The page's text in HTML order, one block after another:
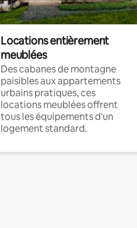
Locations entièrement
meublées
Des cabanes de montagne
paisibles aux appartements
urbains pratiques, ces
locations meublées offrent
tous les équipements d'un
logement standard.